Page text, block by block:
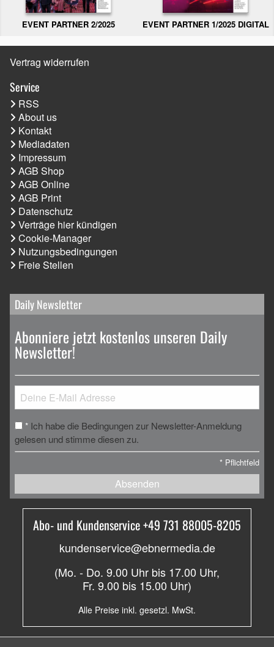
EVENT PARTNER 2/2025 EVENT PARTNER 1/2025 DIGITAL
Vertrag widerrufen
Service
RSS
About us
Kontakt
Mediadaten
Impressum
AGB Shop
AGB Online
AGB Print
Datenschutz
Verträge hier kündigen
Cookie-Manager
Nutzungsbedingungen
Freie Stellen
Daily Newsletter
Abonniere jetzt kostenlos unseren Daily
Newsletter!
* Ich habe die Bedingungen zur Newsletter-Anmeldung
gelesen und stimme diesen zu.
* Pflichtfeld
Absenden
Abo- und Kundenservice +49 731 88005-8205
kundenservice@ebnermedia.de
(Mo. - Do. 9.00 Uhr bis 17.00 Uhr,
Fr. 9.00 bis 15.00 Uhr)
Alle Preise inkl. gesetzl. MwSt.